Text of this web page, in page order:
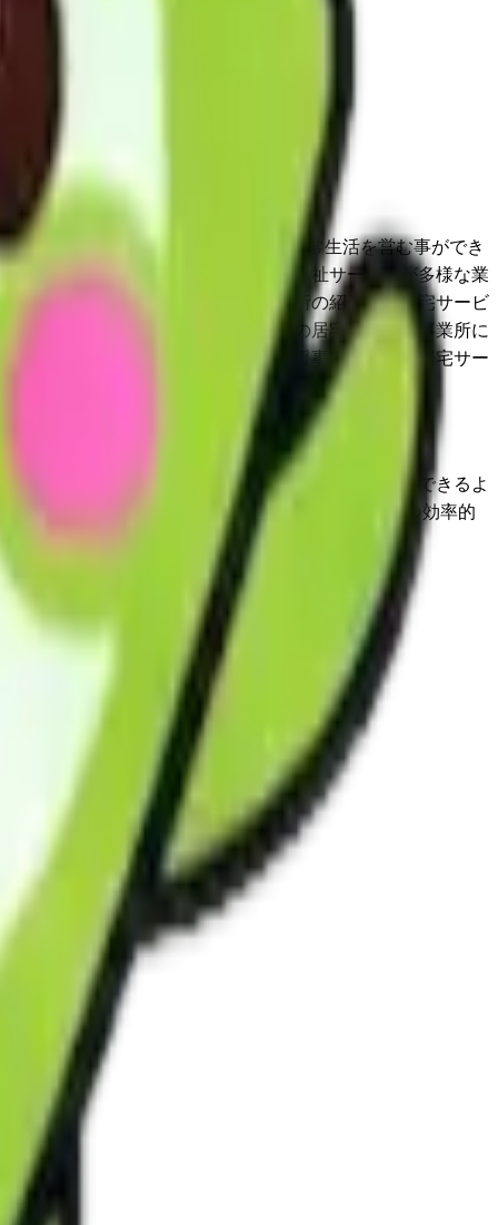
おいて有する能力に応じ自立した日常生活を営む事ができ
づき適切な保健医療サービス及び福祉サービスが多様な業
びその家族に対して、複数の事業所の紹介及び居宅サービ
格を尊重し、特定の種類又は特定の居宅サービス事業所に
援センター、他の指定居宅介護支援事業者、指定居宅サー
連携を図り、総合的なサービスの提供に努めます。
有する能力に応じ自立した日常生活を営むことができるよ
福祉サービスが、多様な事業者から、総合的かつ効率的